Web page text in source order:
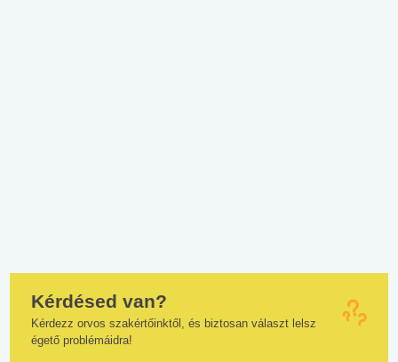
Kérdésed van?
Kérdezz orvos szakértőinktől, és biztosan választ lelsz
égető problémáidra!